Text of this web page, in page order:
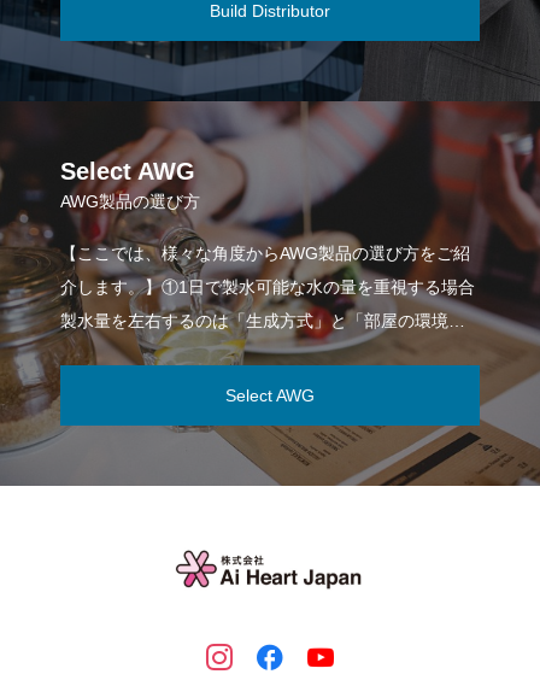
Build Distributor
Select AWG
AWG製品の選び方
【ここでは、様々な角度からAWG製品の選び方をご紹
介します。】①1日で製水可能な水の量を重視する場合
製水量を左右するのは「生成方式」と「部屋の環境
（湿度・温度）」です。「冷媒式
Select AWG